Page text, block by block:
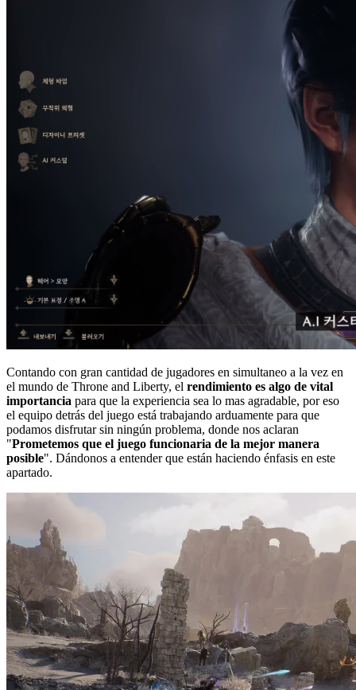
Contando con gran cantidad de jugadores en simultaneo a la vez en
el mundo de Throne and Liberty, el rendimiento es algo de vital
importancia para que la experiencia sea lo mas agradable, por eso
el equipo detrás del juego está trabajando arduamente para que
podamos disfrutar sin ningún problema, donde nos aclaran
"Prometemos que el juego funcionaria de la mejor manera
posible". Dándonos a entender que están haciendo énfasis en este
apartado.